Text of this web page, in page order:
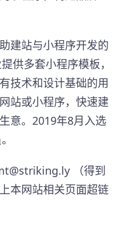
建站与小程序开发的
供多套小程序模板，
技术和设计基础的用
站或小程序，快速建
意。2019年8月入选
（得到
本网站相关页面超链